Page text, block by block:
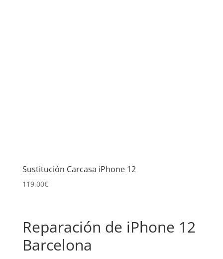
Sustitución Carcasa iPhone 12
119,00€
Reparación de iPhone 12
Barcelona